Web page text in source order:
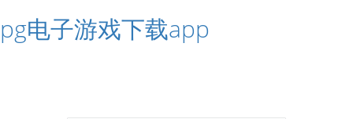
pg电子游戏下载app